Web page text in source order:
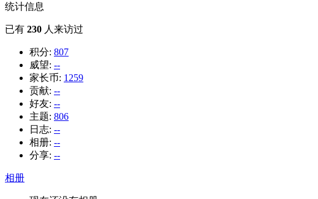
统计信息
已有 230 人来访过
积分: 807
威望: --
家长币: 1259
贡献: --
好友: --
主题: 806
日志: --
相册: --
分享: --
相册